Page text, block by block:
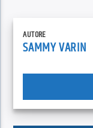
AUTORE
SAMMY VARIN